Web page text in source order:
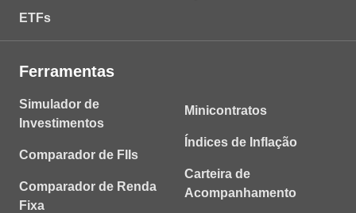
ETFs
Ferramentas
Simulador de
Investimentos
Comparador de FIIs
Comparador de Renda
Fixa
Minicontratos
Índices de Inflação
Carteira de
Acompanhamento